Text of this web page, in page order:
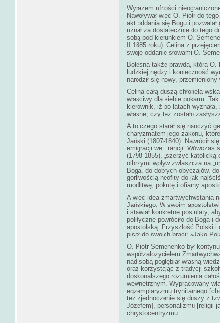
Wyrazem ufności
Nawoływał więc O. Piotr do
akt oddania się Bogu i
uznał za dostatecznie do tego
sobą pod kierunkiem O.
II 1885 roku). Celina z
swoje oddanie słowami O.
Bolesną także prawdą, którą O.
ludzkiej nędzy i konieczność
narodził się nowy,
Celina całą duszą chłonęła
właściwy dla siebie pokarm.
kierownik, iż po latach
własne, czy też zostało
A to czego starał się nauczyć
charyzmatem jego zakonu,
Jański (1807-1840). Nawrócił
emigracji we Francji. Wówczas
(1798-1855), „szerzyć katolicką
olbrzymi wpływ zwłaszcza na
Boga, do dobrych obyczajów,
gorliwością neofity do jak
modlitwę, pokutę i ofiarny
A więc idea zmartwychwstania
Jańskiego. W swoim
i stawiał konkretne postulaty,
polityczne powróciło do Boga i
apostolską. Przyszłość Polski i
pisał do swoich braci: »Jako
O. Piotr Semenenko był
współzałożycielem
nad sobą pogłębiał własną
oraz korzystając z tradycji
doskonalszego rozumienia
wewnętrznym. Wypracowany
egzemplaryzmu trynitarnego
też zjednoczenie się duszy z
Józefem], personalizmu [religii
chrystocentryzmu.